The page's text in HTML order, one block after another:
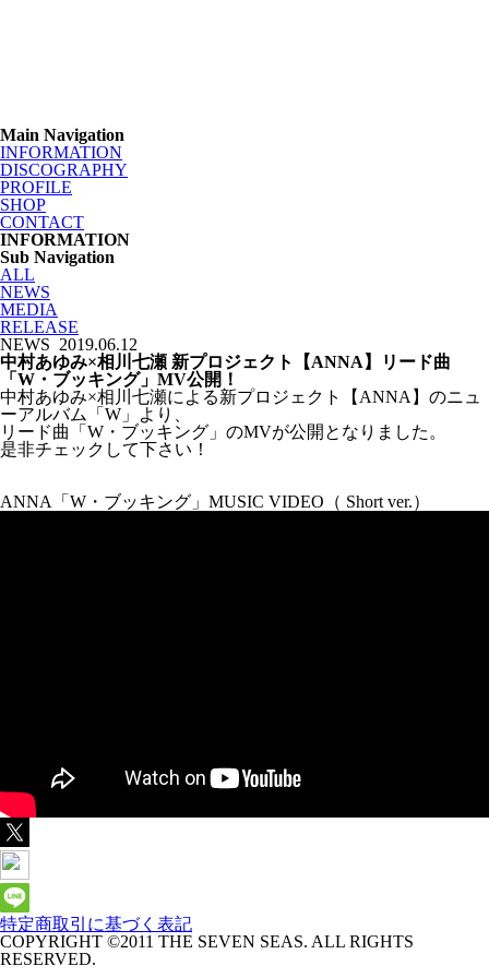
Main Navigation
INFORMATION
DISCOGRAPHY
PROFILE
SHOP
CONTACT
INFORMATION
Sub Navigation
ALL
NEWS
MEDIA
RELEASE
NEWS 2019.06.12
中村あゆみ×相川七瀬 新プロジェクト【ANNA】リード曲
「W・ブッキング」MV公開！
中村あゆみ×相川七瀬による新プロジェクト【ANNA】のニュ
ーアルバム「W」より、
リード曲「W・ブッキング」のMVが公開となりました。
是非チェックして下さい！
ANNA「W・ブッキング」MUSIC VIDEO（ Short ver.）
特定商取引に基づく表記
COPYRIGHT ©2011 THE SEVEN SEAS. ALL RIGHTS
RESERVED.